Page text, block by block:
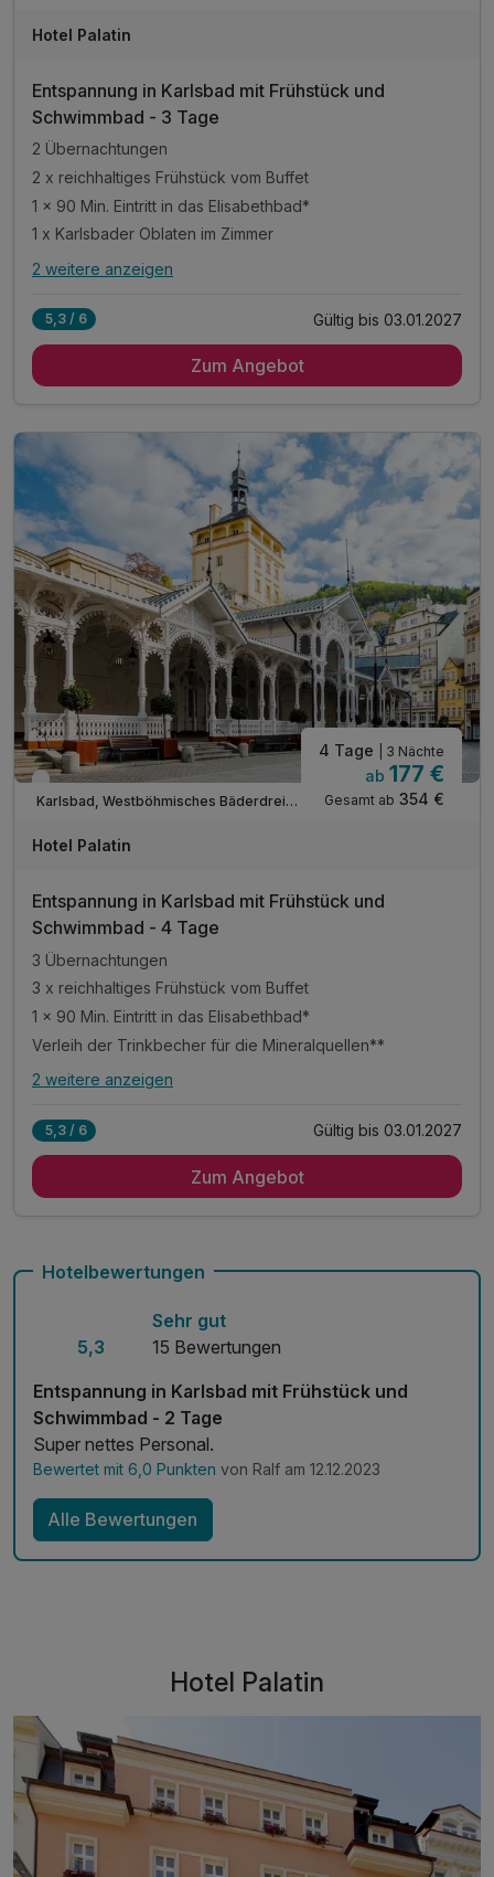
Hotel Palatin
Entspannung in Karlsbad mit Frühstück und
Schwimmbad - 3 Tage
2 Übernachtungen
2 x reichhaltiges Frühstück vom Buffet
1 × 90 Min. Eintritt in das Elisabethbad*
1 x Karlsbader Oblaten im Zimmer
Alle Inklusivleistungen
2 x reichhaltiges Frühstück vom Buffet
Verleih der Trinkbecher für die Mineralquellen**
inkl. WLAN Nutzung im Hotel
2 weitere anzeigen
5,3 / 6 Gültig bis 03.01.2027
Zum Angebot
Verfügbar bis Dezember
Karlsbad, Westböhmisches Bäderdreieck
4 Tage | 3 Nächte
ab 177 €
Gesamt ab 354 €
Hotel Palatin
Entspannung in Karlsbad mit Frühstück und
Schwimmbad - 4 Tage
3 Übernachtungen
3 x reichhaltiges Frühstück vom Buffet
1 × 90 Min. Eintritt in das Elisabethbad*
Verleih der Trinkbecher für die Mineralquellen**
Alle Inklusivleistungen
3 x reichhaltiges Frühstück vom Buffet
1x Karlsbader Oblaten im Zimmer
2 weitere anzeigen
5,3 / 6 Gültig bis 03.01.2027
Zum Angebot
Hotelbewertungen
5,3
Sehr gut
15 Bewertungen
Entspannung in Karlsbad mit Frühstück und
Schwimmbad - 2 Tage
Super nettes Personal.
Bewertet mit 6,0 Punkten von Ralf am 12.12.2023
Alle Bewertungen
Hotel Palatin